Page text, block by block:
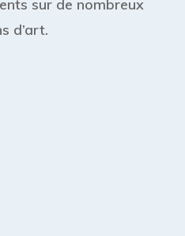
sur de nombreux
d’art.